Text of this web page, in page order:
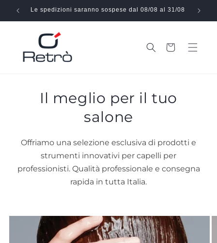
direttamente
ai contenuti
Le spedizioni saranno sospese dal 08/08 al 31/08
Carrello
Il meglio per il tuo
salone
Offriamo una selezione esclusiva di prodotti e
strumenti innovativi per capelli per
professionisti. Qualità professionale e consegna
rapida in tutta Italia.